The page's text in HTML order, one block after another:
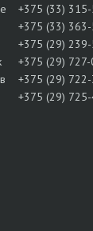
+375 (33)
+375 (33)
+375 (29)
+375 (29)
+375 (29)
+375 (29)